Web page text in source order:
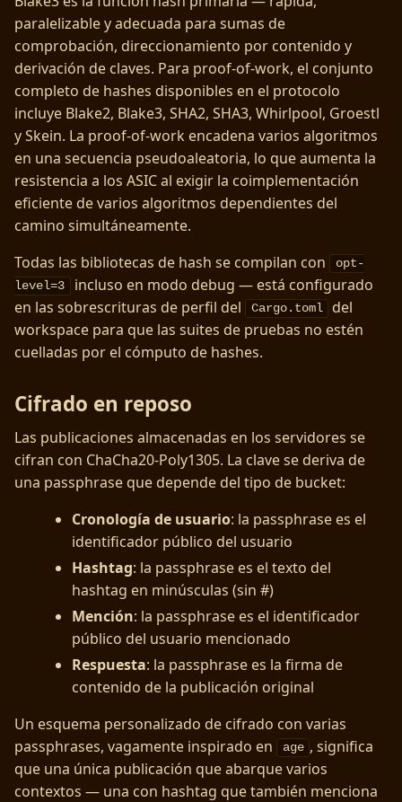
paralelizable y adecuada para sumas de
comprobación, direccionamiento por contenido y
derivación de claves. Para proof-of-work, el conjunto
completo de hashes disponibles en el protocolo
incluye Blake2, Blake3, SHA2, SHA3, Whirlpool, Groestl
y Skein. La proof-of-work encadena varios algoritmos
en una secuencia pseudoaleatoria, lo que aumenta la
resistencia a los ASIC al exigir la coimplementación
eficiente de varios algoritmos dependientes del
camino simultáneamente.
Todas las bibliotecas de hash se compilan con
opt-
level=3
incluso en modo debug — está configurado
en las sobrescrituras de perfil del
Cargo.toml
del
workspace para que las suites de pruebas no estén
cuelladas por el cómputo de hashes.
Cifrado en reposo
Las publicaciones almacenadas en los servidores se
cifran con ChaCha20-Poly1305. La clave se deriva de
una passphrase que depende del tipo de bucket:
Cronología de usuario: la passphrase es el
identificador público del usuario
Hashtag: la passphrase es el texto del
hashtag en minúsculas (sin #)
Mención: la passphrase es el identificador
público del usuario mencionado
Respuesta: la passphrase es la firma de
contenido de la publicación original
Un esquema personalizado de cifrado con varias
passphrases, vagamente inspirado en
age , significa
que una única publicación que abarque varios
contextos — una con hashtag que también menciona